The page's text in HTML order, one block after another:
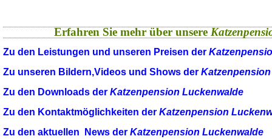
Erfahren Sie mehr über unsere
Zu den Leistungen und unseren Preisen der
Zu unseren Bildern,Videos und Shows der
Zu den Downloads der Katzenpension Luckenwalde
Zu den Kontaktmöglichkeiten der Katzenpension
Zu den aktuellen News der Katzenpension Luckenwalde